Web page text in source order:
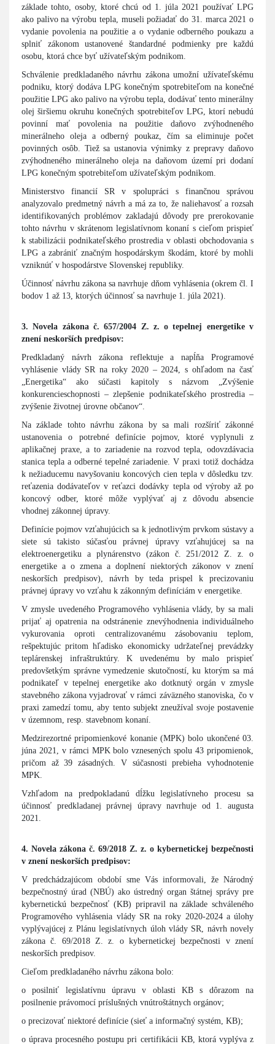
základe tohto, osoby, ktoré chcú od 1. júla 2021 používať LPG
ako palivo na výrobu tepla, museli požiadať do 31. marca 2021 o
vydanie povolenia na použitie a o vydanie odberného poukazu a
splniť zákonom ustanovené štandardné podmienky pre každú
osobu, ktorá chce byť užívateľským podnikom.
Schválenie predkladaného návrhu zákona umožní užívateľskému
podniku, ktorý dodáva LPG konečným spotrebiteľom na konečné
použitie LPG ako palivo na výrobu tepla, dodávať tento minerálny
olej širšiemu okruhu konečných spotrebiteľov LPG, ktorí nebudú
povinní mať povolenia na použitie daňovo zvýhodneného
minerálneho oleja a odberný poukaz, čím sa eliminuje počet
povinných osôb. Tiež sa ustanovia výnimky z prepravy daňovo
zvýhodneného minerálneho oleja na daňovom území pri dodaní
LPG konečným spotrebiteľom užívateľským podnikom.
Ministerstvo financií SR v spolupráci s finančnou správou
analyzovalo predmetný návrh a má za to, že naliehavosť a rozsah
identifikovaných problémov zakladajú dôvody pre prerokovanie
tohto návrhu v skrátenom legislatívnom konaní s cieľom prispieť
k stabilizácii podnikateľského prostredia v oblasti obchodovania s
LPG a zabrániť značným hospodárskym škodám, ktoré by mohli
vzniknúť v hospodárstve Slovenskej republiky.
Účinnosť návrhu zákona sa navrhuje dňom vyhlásenia (okrem čl. I
bodov 1 až 13, ktorých účinnosť sa navrhuje 1. júla 2021).
3. Novela zákona č. 657/2004 Z. z. o tepelnej energetike v
znení neskorších predpisov:
Predkladaný návrh zákona reflektuje a napĺňa Programové
vyhlásenie vlády SR na roky 2020 – 2024, s ohľadom na časť
„Energetika“ ako súčasti kapitoly s názvom „Zvýšenie
konkurencieschopnosti – zlepšenie podnikateľského prostredia –
zvýšenie životnej úrovne občanov“.
Na základe tohto návrhu zákona by sa mali rozšíriť zákonné
ustanovenia o potrebné definície pojmov, ktoré vyplynuli z
aplikačnej praxe, a to zariadenie na rozvod tepla, odovzdávacia
stanica tepla a odberné tepelné zariadenie. V praxi totiž dochádza
k nežiaducemu navyšovaniu koncových cien tepla v dôsledku tzv.
reťazenia dodávateľov v reťazci dodávky tepla od výroby až po
koncový odber, ktoré môže vyplývať aj z dôvodu absencie
vhodnej zákonnej úpravy.
Definície pojmov vzťahujúcich sa k jednotlivým prvkom sústavy a
siete sú takisto súčasťou právnej úpravy vzťahujúcej sa na
elektroenergetiku a plynárenstvo (zákon č. 251/2012 Z. z. o
energetike a o zmena a doplnení niektorých zákonov v znení
neskorších predpisov), návrh by teda prispel k precizovaniu
právnej úpravy vo vzťahu k zákonným definíciám v energetike.
V zmysle uvedeného Programového vyhlásenia vlády, by sa mali
prijať aj opatrenia na odstránenie znevýhodnenia individuálneho
vykurovania oproti centralizovanému zásobovaniu teplom,
rešpektujúc pritom hľadisko ekonomicky udržateľnej prevádzky
teplárenskej infraštruktúry. K uvedenému by malo prispieť
predovšetkým správne vymedzenie skutočností, ku ktorým sa má
podnikateľ v tepelnej energetike ako dotknutý orgán v zmysle
stavebného zákona vyjadrovať v rámci záväzného stanoviska, čo v
praxi zamedzí tomu, aby tento subjekt zneužíval svoje postavenie
v územnom, resp. stavebnom konaní.
Medzirezortné pripomienkové konanie (MPK) bolo ukončené 03.
júna 2021, v rámci MPK bolo vznesených spolu 43 pripomienok,
pričom až 39 zásadných. V súčasnosti prebieha vyhodnotenie
MPK.
Vzhľadom na predpokladanú dĺžku legislatívneho procesu sa
účinnosť predkladanej právnej úpravy navrhuje od 1. augusta
2021.
4. Novela zákona č. 69/2018 Z. z. o kybernetickej bezpečnosti
v znení neskorších predpisov:
V predchádzajúcom období sme Vás informovali, že Národný
bezpečnostný úrad (NBÚ) ako ústredný organ štátnej správy pre
kybernetickú bezpečnosť (KB) pripravil na základe schváleného
Programového vyhlásenia vlády SR na roky 2020-2024 a úlohy
vyplývajúcej z Plánu legislatívnych úloh vlády SR, návrh novely
zákona č. 69/2018 Z. z. o kybernetickej bezpečnosti v znení
neskorších predpisov.
Cieľom predkladaného návrhu zákona bolo:
o posilniť legislatívnu úpravu v oblasti KB s dôrazom na
posilnenie právomocí príslušných vnútroštátnych orgánov;
o precizovať niektoré definície (sieť a informačný systém, KB);
o úprava procesného postupu pri certifikácii KB, ktorá vyplýva z